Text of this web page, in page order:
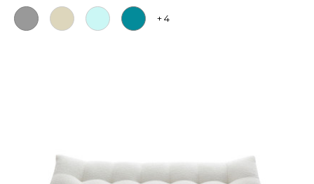
+ 4